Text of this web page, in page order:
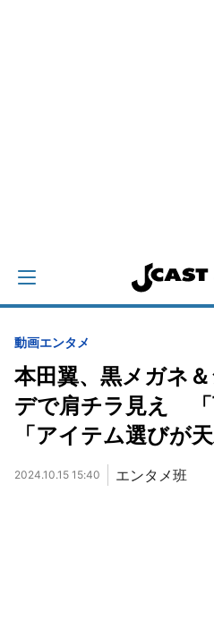
動画エンタメ
本田翼、黒メガネ
デで肩チラ見え 「
「アイテム選びが
2024.10.15 15:40 エンタメ班